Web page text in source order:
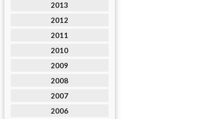
2013
2012
2011
2010
2009
2008
2007
2006